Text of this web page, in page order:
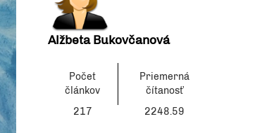
Alžbeta Bukovčanová
Počet
článkov
Priemerná
čítanosť
217
2248.59